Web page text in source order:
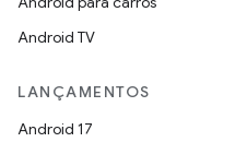
Android TV
LANÇAMENTOS
Android 17